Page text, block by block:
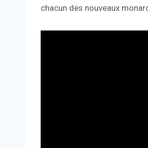
chacun des nouveaux